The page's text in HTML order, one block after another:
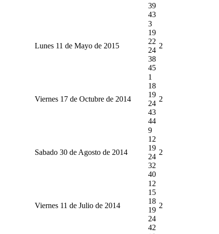
39
43
Lunes 11 de Mayo de 2015
3
19
22
24
38
45
2
Viernes 17 de Octubre de 2014
1
18
19
24
43
44
2
Sabado 30 de Agosto de 2014
9
12
19
24
32
40
2
Viernes 11 de Julio de 2014
12
15
18
19
24
42
2